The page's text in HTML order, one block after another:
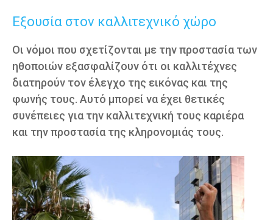
Εξουσία στον καλλιτεχνικό χώρο
Οι νόμοι που σχετίζονται με την προστασία των
ηθοποιών εξασφαλίζουν ότι οι καλλιτέχνες
διατηρούν τον έλεγχο της εικόνας και της
φωνής τους. Αυτό μπορεί να έχει θετικές
συνέπειες για την καλλιτεχνική τους καριέρα
και την προστασία της κληρονομιάς τους.